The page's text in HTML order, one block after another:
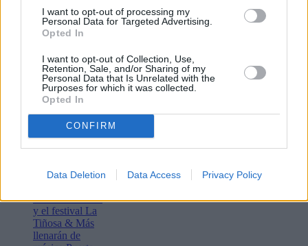
I want to opt-out of processing my
Personal Data for Targeted Advertising.
Opted In
I want to opt-out of Collection, Use,
Retention, Sale, and/or Sharing of my
Personal Data that Is Unrelated with the
Purposes for which it was collected.
Opted In
CONFIRM
Data Deletion Data Access Privacy Policy
PUBLICIDAD
Lo más leído
Bustamante,
Bombo Infierno
y el festival La
Tiñosa & Más
llenarán de